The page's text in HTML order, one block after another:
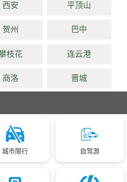
西安 平顶山
贺州 巴中
枝花 连云港
商洛 晋城
城市限行 自驾游